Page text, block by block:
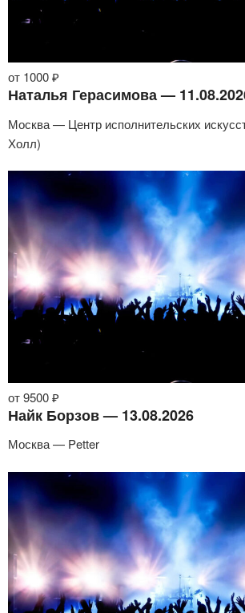
от 1000 ₽
Наталья Герасимова —
Москва — Центр исполнительских
Холл)
от 9500 ₽
Найк Борзов — 13.08.2026
Москва — Petter